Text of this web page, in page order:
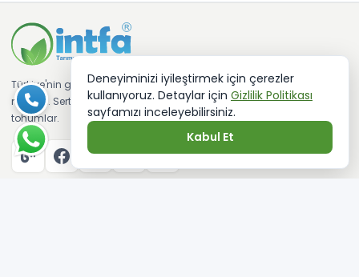
Türkiye'nin güvenilir tarımsal alışveriş
marketi. Sertifikalı fideler ve kaliteli
tohumlar.
Deneyiminizi iyileştirmek için çerezler
kullanıyoruz. Detaylar için Gizlilik Politikası
sayfamızı inceleyebilirsiniz.
Kabul Et